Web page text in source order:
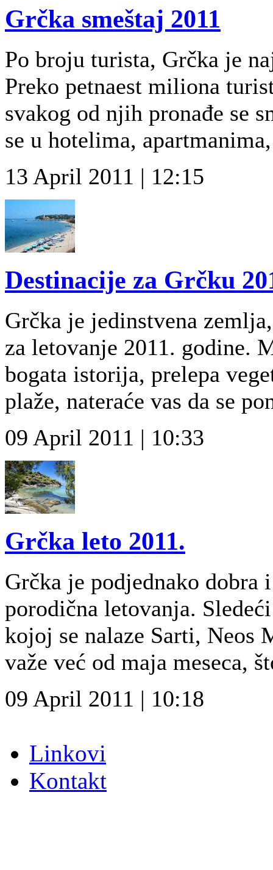
Grčka smeštaj 2011
Po broju turista, Grčka je
Preko petnaest miliona
svakog od njih pronađe se
se u hotelima,
13 April 2011 | 12:15
Destinacije za Grčku
Grčka je jedinstvena
za letovanje 2011. godine.
bogata istorija, prelepa
plaže, nateraće vas da se
09 April 2011 | 10:33
Grčka leto 2011.
Grčka je podjednako dobra
porodična letovanja.
kojoj se nalaze Sarti, Neos
važe već od maja meseca,
09 April 2011 | 10:18
Linkovi
Kontakt